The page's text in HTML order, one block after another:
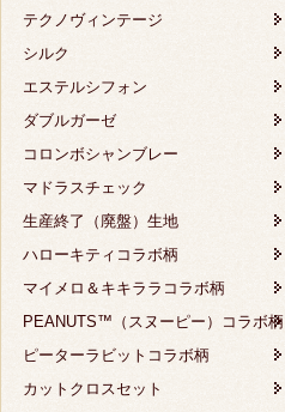
テクノヴィンテージ
シルク
エステルシフォン
ダブルガーゼ
コロンボシャンブレー
マドラスチェック
生産終了（廃盤）生地
ハローキティコラボ柄
マイメロ＆キキララコラボ柄
PEANUTS™（スヌーピー）コラボ柄
ピーターラビットコラボ柄
カットクロスセット